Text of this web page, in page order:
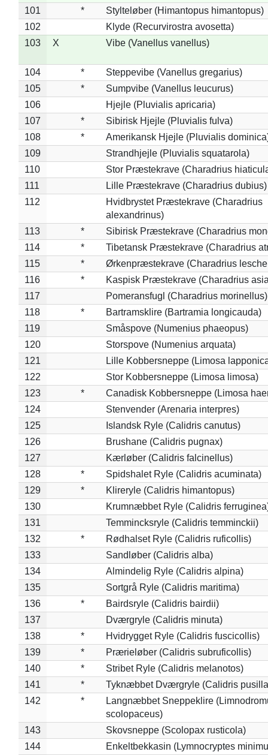
101 *
Stylteløber (Himantopus himantopus)
102
Klyde (Recurvirostra avosetta)
103
X Vibe (Vanellus vanellus)
104 *
Steppevibe (Vanellus gregarius)
105
*
Sumpvibe (Vanellus leucurus)
106
Hjejle (Pluvialis apricaria)
107
*
Sibirisk Hjejle (Pluvialis fulva)
108
*
Amerikansk Hjejle (Pluvialis
109
Strandhjejle (Pluvialis squatarola)
110
Stor Præstekrave (Charadrius
111
Lille Præstekrave (Charadrius dubius)
112
Hvidbrystet Præstekrave (Charadrius
alexandrinus)
113
*
Sibirisk Præstekrave (Charadrius
114
*
Tibetansk Præstekrave (Charadrius
115
*
Ørkenpræstekrave (Charadrius
116
*
Kaspisk Præstekrave (Charadrius
117
Pomeransfugl (Charadrius morinellus)
118
*
Bartramsklire (Bartramia longicauda)
119
Småspove (Numenius phaeopus)
120
Storspove (Numenius arquata)
121
Lille Kobbersneppe (Limosa
122
Stor Kobbersneppe (Limosa limosa)
123
*
Canadisk Kobbersneppe (Limosa
124
Stenvender (Arenaria interpres)
125
Islandsk Ryle (Calidris canutus)
126
Brushane (Calidris pugnax)
127
Kærløber (Calidris falcinellus)
128
*
Spidshalet Ryle (Calidris acuminata)
129
*
Klireryle (Calidris himantopus)
130
Krumnæbbet Ryle (Calidris
131
Temmincksryle (Calidris temminckii)
132
*
Rødhalset Ryle (Calidris ruficollis)
133
Sandløber (Calidris alba)
134
Almindelig Ryle (Calidris alpina)
135
Sortgrå Ryle (Calidris maritima)
136
*
Bairdsryle (Calidris bairdii)
137
Dværgryle (Calidris minuta)
138
*
Hvidrygget Ryle (Calidris fuscicollis)
139
*
Prærieløber (Calidris subruficollis)
140
*
Stribet Ryle (Calidris melanotos)
141
*
Tyknæbbet Dværgryle (Calidris
142
*
Langnæbbet Sneppeklire
scolopaceus)
143
Skovsneppe (Scolopax rusticola)
144
Enkeltbekkasin (Lymnocryptes